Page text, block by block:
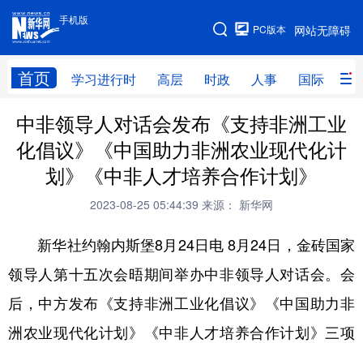
手机版
网站无障碍
PC版本
首页 学习进行时 高层 时政 人事 国际 财
手机版
网站地图
学习进行时 高层 时政 人事
国际 财经 网评 港澳
台湾 思客智库 全球连线 教育
文化 书画
法律 中央文件 金融 汽车
中非领导人对话会发布《支持非洲工业
化倡议》《中国助力非洲农业现代化计
划》《中非人才培养合作计划》
2023-08-25 05:44:39 来源： 新华网
新华社约翰内斯堡8月24日电 8月24日，金砖国家
领导人第十五次会晤期间举办中非领导人对话会。会
后，中方发布《支持非洲工业化倡议》《中国助力非
洲农业现代化计划》《中非人才培养合作计划》三项